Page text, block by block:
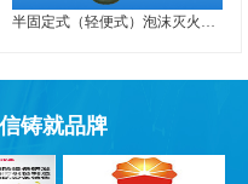
铸就品牌